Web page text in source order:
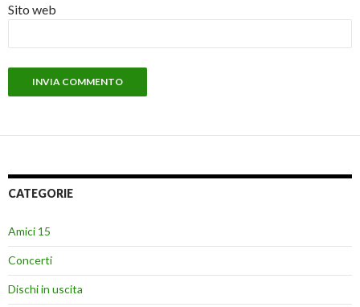
Sito web
CATEGORIE
Amici 15
Concerti
Dischi in uscita